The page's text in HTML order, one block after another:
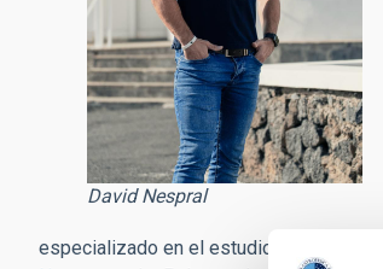
David Nespral
especializado en el estudio de